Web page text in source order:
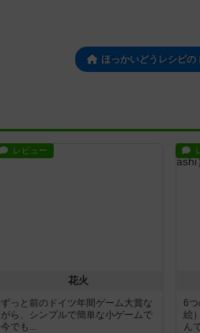
ほっかいどうレシピの
レビュー
花火
ずっと前のドイツ年間ゲーム大賞な
がら、シンプルで簡単な小ゲームで
今でも...
6
絵
ん